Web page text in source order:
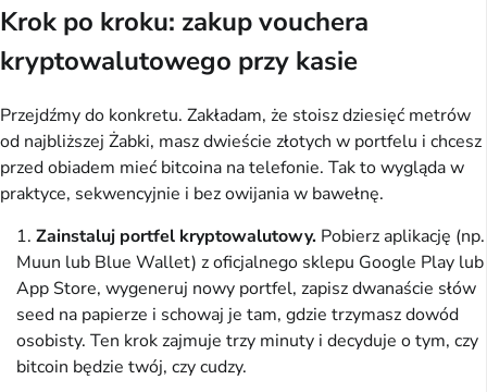
Krok po kroku: zakup vouchera
kryptowalutowego przy kasie
Przejdźmy do konkretu. Zakładam, że stoisz dziesięć metrów
od najbliższej Żabki, masz dwieście złotych w portfelu i chcesz
przed obiadem mieć bitcoina na telefonie. Tak to wygląda w
praktyce, sekwencyjnie i bez owijania w bawełnę.
Zainstaluj portfel kryptowalutowy. Pobierz aplikację (np.
Muun lub Blue Wallet) z oficjalnego sklepu Google Play lub
App Store, wygeneruj nowy portfel, zapisz dwanaście słów
seed na papierze i schowaj je tam, gdzie trzymasz dowód
osobisty. Ten krok zajmuje trzy minuty i decyduje o tym, czy
bitcoin będzie twój, czy cudzy.